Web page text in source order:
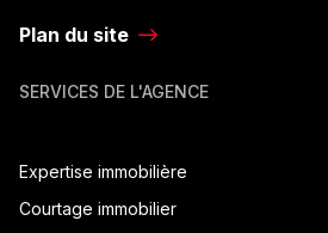
Plan du site
SERVICES DE L'AGENCE
Expertise immobilière
Courtage immobilier